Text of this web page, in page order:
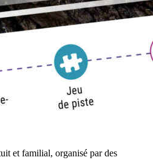
et familial, organisé par des